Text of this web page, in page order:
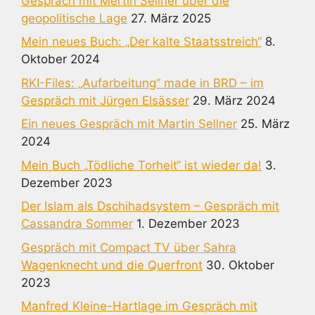
geopolitische Lage 27. März 2025
Mein neues Buch: „Der kalte Staatsstreich“ 8.
Oktober 2024
RKI-Files: „Aufarbeitung“ made in BRD – im
Gespräch mit Jürgen Elsässer 29. März 2024
Ein neues Gespräch mit Martin Sellner 25. März
2024
Mein Buch „Tödliche Torheit“ ist wieder da! 3.
Dezember 2023
Der Islam als Dschihadsystem – Gespräch mit
Cassandra Sommer 1. Dezember 2023
Gespräch mit Compact TV über Sahra
Wagenknecht und die Querfront 30. Oktober
2023
Manfred Kleine-Hartlage im Gespräch mit